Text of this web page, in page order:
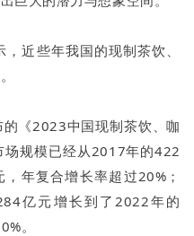
近些年我国的现制茶饮、
《2023中国现制茶饮、咖
场规模已经从2017年的422
年复合增长率超过20%；
亿元增长到了2022年的
。